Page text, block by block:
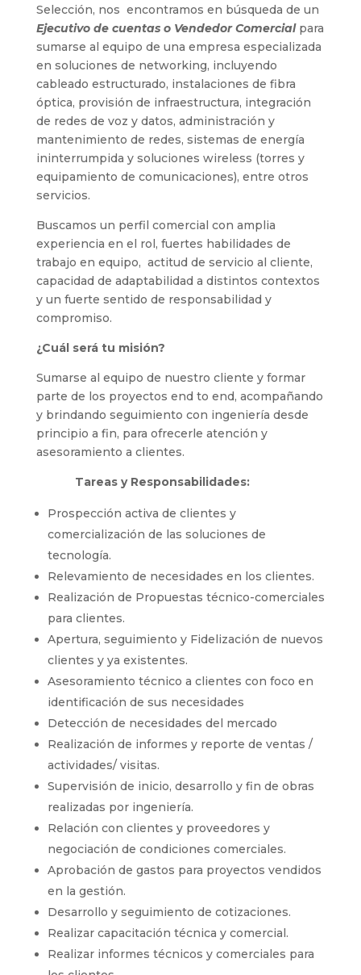
Selección, nos encontramos en búsqueda de un
Ejecutivo de cuentas o Vendedor Comercialpara
sumarse al equipo de una empresa especializada
en soluciones de networking, incluyendo
cableado estructurado, instalaciones de fibra
óptica, provisión de infraestructura, integración
de redes de voz y datos, administración y
mantenimiento de redes, sistemas de energía
ininterrumpida y soluciones wireless (torres y
equipamiento de comunicaciones), entre otros
servicios.
Buscamos un perfil comercial con amplia
experiencia en el rol, fuertes habilidades de
trabajo en equipo, actitud de servicio al cliente,
capacidad de adaptabilidad a distintos contextos
y un fuerte sentido de responsabilidad y
compromiso.
¿Cuál será tu misión?
Sumarse al equipo de nuestro cliente y formar
parte de los proyectos end to end, acompañando
y brindando seguimiento con ingeniería desde
principio a fin, para ofrecerle atención y
asesoramiento a clientes.
Tareas y Responsabilidades:
Prospección activa de clientes y
comercialización de las soluciones de
tecnología.
Relevamiento de necesidades en los clientes.
Realización de Propuestas técnico-comerciales
para clientes.
Apertura, seguimiento y Fidelización de nuevos
clientes y ya existentes.
Asesoramiento técnico a clientes con foco en
identificación de sus necesidades
Detección de necesidades del mercado
Realización de informes y reporte de ventas /
actividades/ visitas.
Supervisión de inicio, desarrollo y fin de obras
realizadas por ingeniería.
Relación con clientes y proveedores y
negociación de condiciones comerciales.
Aprobación de gastos para proyectos vendidos
en la gestión.
Desarrollo y seguimiento de cotizaciones.
Realizar capacitación técnica y comercial.
Realizar informes técnicos y comerciales para